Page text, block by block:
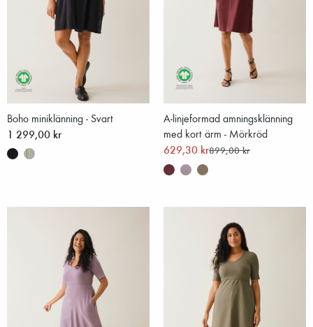
Boho miniklänning - Svart
1 299,00 kr
A-linjeformad amningsklänning
med kort ärm - Mörkröd
629,30 kr899,00 kr